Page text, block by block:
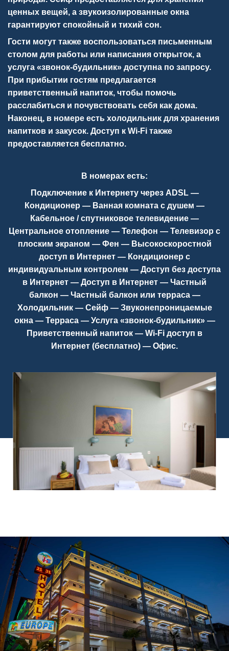
ценных вещей, а звукоизолированные окна
гарантируют спокойный и тихий сон.
Гости могут также воспользоваться письменным
столом для работы или написания открыток, а
услуга «звонок-будильник» доступна по запросу.
При прибытии гостям предлагается
приветственный напиток, чтобы помочь
расслабиться и почувствовать себя как дома.
Наконец, в номере есть холодильник для хранения
напитков и закусок. Доступ к Wi-Fi также
предоставляется бесплатно.
В номерах есть:
Подключение к Интернету через ADSL —
Кондиционер — Ванная комната с душем —
Кабельное / спутниковое телевидение —
Центральное отопление — Телефон — Телевизор с
плоским экраном — Фен — Высокоскоростной
доступ в Интернет — Кондиционер с
индивидуальным контролем — Доступ без доступа
в Интернет — Доступ в Интернет — Частный
балкон — Частный балкон или терраса —
Холодильник — Сейф — Звуконепроницаемые
окна — Терраса — Услуга «звонок-будильник» —
Приветственный напиток — Wi-Fi доступ в
Интернет (бесплатно) — Офис.